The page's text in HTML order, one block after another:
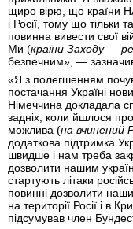
щиро вірю, що країни
і Росії, тому що
повинна вивести свої
Ми (країни Заходу —
безпечним», —
«Я з полегшенням
постачання Україні
Німеччина докладала
задніх, коли йшлося
можлива (на вчинений
додаткова підтримка
швидше і нам треба
дозволити нашим
стартують літаки
повинні дозволити
на території Росії і в
підсумував член